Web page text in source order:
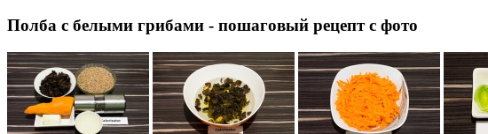
Полба с белыми грибами - пошаговый рецепт с фото